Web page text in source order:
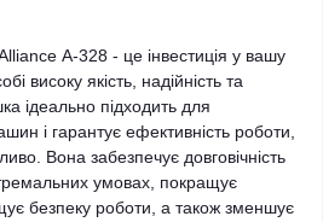
А-328 - це інвестиція у вашу
високу якість, надійність та
ідеально підходить для
і гарантує ефективність роботи,
Вона забезпечує довговічність
умовах, покращує
безпеку роботи, а також зменшує